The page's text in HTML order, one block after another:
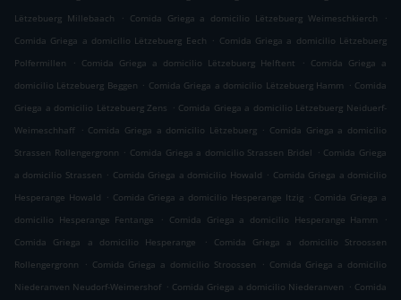
Lëtzebuerg Millebaach
. Comida Griega a domicilio Lëtzebuerg Weimeschkierch
.
Comida Griega a domicilio Lëtzebuerg Eech . Comida Griega a domicilio Lëtzebuerg
Polfermillen
. Comida Griega a domicilio Lëtzebuerg Helftent . Comida Griega a
domicilio Lëtzebuerg Beggen . Comida Griega a domicilio Lëtzebuerg Hamm . Comida
Griega a domicilio Lëtzebuerg Zens . Comida Griega a domicilio Lëtzebuerg Neiduerf-
Weimeschhaff . Comida Griega a domicilio Lëtzebuerg . Comida Griega a domicilio
Strassen Rollengergronn . Comida Griega a domicilio Strassen Bridel . Comida Griega
a domicilio Strassen . Comida Griega a domicilio Howald . Comida Griega a domicilio
Hesperange Howald . Comida Griega a domicilio Hesperange Itzig . Comida Griega a
domicilio Hesperange Fentange
. Comida Griega a domicilio Hesperange Hamm
.
Comida Griega a domicilio Hesperange
.
Comida Griega a domicilio Stroossen
Rollengergronn
. Comida Griega a domicilio Stroossen . Comida Griega a domicilio
Niederanven Neudorf-Weimershof . Comida Griega a domicilio Niederanven . Comida